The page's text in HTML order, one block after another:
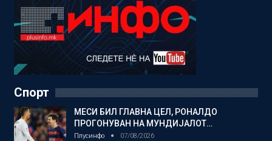
Спорт
МЕСИ БИЛ ГЛАВНА ЦЕЛ, РОНАЛДО
ПРОГОНУВАН НА МУНДИЈАЛОТ…
Плусинфо 07/08/2026